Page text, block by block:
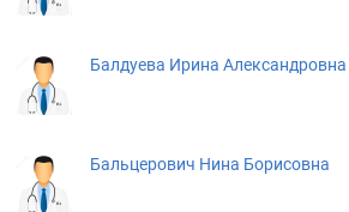
Балдуева Ирина Александровна
Бальцерович Нина Борисовна